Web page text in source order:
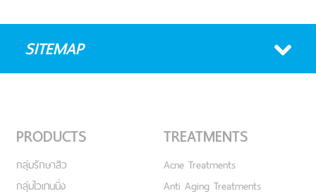
SITEMAP
PRODUCTS
กลุ่มรักษาสิว
กลุ่มไวเทนนิ่ง
TREATMENTS
Acne Treatments
Anti Aging Treatments